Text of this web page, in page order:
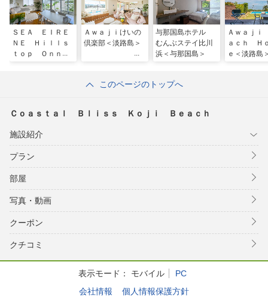
ＳＥＡ ＥＩＲＥ
ＮＥ Ｈｉｌｌｓ
ｔｏｐ Ｏｎｎａ
Ａｗａｊｉけいの
倶楽部＜淡路島＞
与那国島ホテル
むんぶステイ比川
浜＜与那国島＞
Ａｗａｊ
ａｃｈ Ｈ
ｅ＜淡路島
このページのトップへ
Ｃｏａｓｔａｌ Ｂｌｉｓｓ Ｋｏｊｉ Ｂｅａｃｈ
施設紹介
プラン
部屋
写真・動画
クーポン
クチコミ
表示モード： モバイル
PC
会社情報
個人情報保護方針